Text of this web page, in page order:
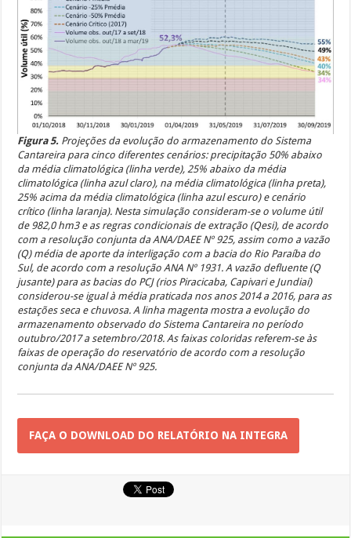
Figura 5. Projeções da evolução do armazenamento do Sistema
Cantareira para cinco diferentes cenários: precipitação 50% abaixo
da média climatológica (linha verde), 25% abaixo da média
climatológica (linha azul claro), na média climatológica (linha preta),
25% acima da média climatológica (linha azul escuro) e cenário
crítico (linha laranja). Nesta simulação consideram-se o volume útil
de 982,0 hm3 e as regras condicionais de extração (Qesi), de acordo
com a resolução conjunta da ANA/DAEE Nº 925, assim como a vazão
(Q) média de aporte da interligação com a bacia do Rio Paraíba do
Sul, de acordo com a resolução ANA Nº 1931. A vazão defluente (Q
jusante) para as bacias do PCJ (rios Piracicaba, Capivari e Jundiaí)
considerou-se igual à média praticada nos anos 2014 a 2016, para as
estações seca e chuvosa. A linha magenta mostra a evolução do
armazenamento observado do Sistema Cantareira no período
outubro/2017 a setembro/2018. As faixas coloridas referem-se às
faixas de operação do reservatório de acordo com a resolução
conjunta da ANA/DAEE Nº 925.
FAÇA O DOWNLOAD DO RELATÓRIO NA INTEGRA